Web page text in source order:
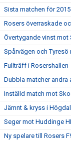
Sista matchen för 2015
Rosers överraskade
Övertygande vinst mot
Spårvägen och Tyresö
Fullträff i Rosershallen
Dubbla matcher andra
Inställd match mot
Jämnt & kryss i
Seger mot Huddinge
Ny spelare till Rosers